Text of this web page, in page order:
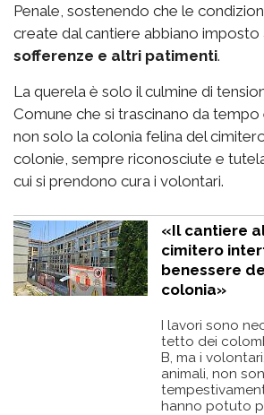
Penale, sostenendo che le
create dal cantiere abbiano imposto
sofferenze e altri patimenti.
La querela è solo il culmine di
Comune che si trascinano da tempo
non solo la colonia felina del
colonie, sempre riconosciute e
cui si prendono cura i volontari.
«Il cantiere
cimitero
benessere
colonia»
I lavori sono
tetto dei
B, ma i
animali, non
hanno potuto